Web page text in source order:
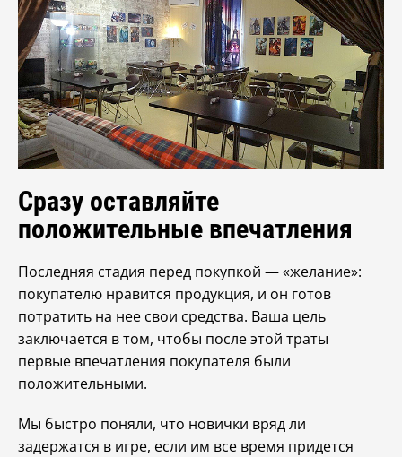
Сразу оставляйте
положительные впечатления
Последняя стадия перед покупкой — «желание»:
покупателю нравится продукция, и он готов
потратить на нее свои средства. Ваша цель
заключается в том, чтобы после этой траты
первые впечатления покупателя были
положительными.
Мы быстро поняли, что новички вряд ли
задержатся в игре, если им все время придется